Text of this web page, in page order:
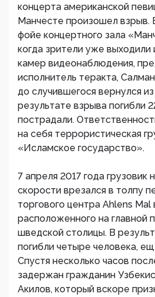
концерта американской
Манчесте произошел взрыв.
фойе концертного зала
когда зрители уже выходили
камер видеонаблюдения,
исполнитель теракта,
до случившегося вернулся
результате взрыва погибли
пострадали.
на себя террористическая
«Исламское государство».
7 апреля 2017 года грузовик
скорости врезался в толпу
торгового центра Ahlens Mal
расположенного на главной
шведской столицы. В
погибли четыре человека,
Спустя несколько часов
задержан гражданин
Акилов, который вскоре